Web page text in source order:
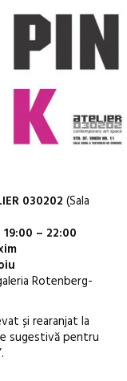
030202 (Sala
– 22:00
Rotenberg-
și rearanjat la
sugestivă pentru